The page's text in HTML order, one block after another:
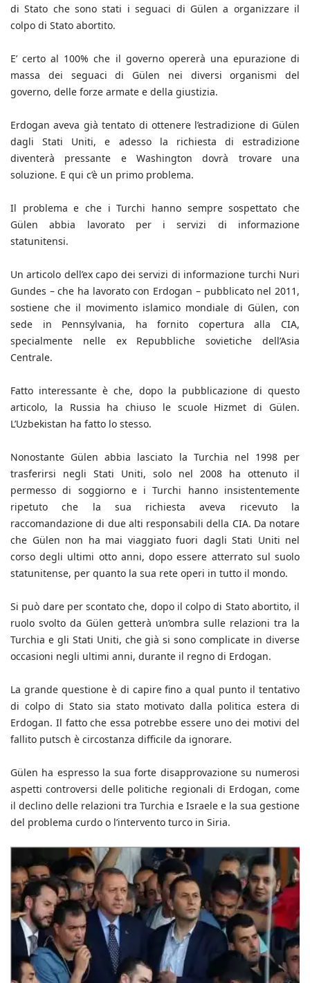
di Stato che sono stati i seguaci di Gülen a organizzare il
colpo di Stato abortito.
E’ certo al 100% che il governo opererà una epurazione di
massa dei seguaci di Gülen nei diversi organismi del
governo, delle forze armate e della giustizia.
Erdogan aveva già tentato di ottenere l’estradizione di Gülen
dagli Stati Uniti, e adesso la richiesta di estradizione
diventerà pressante e Washington dovrà trovare una
soluzione. E qui c’è un primo problema.
Il problema e che i Turchi hanno sempre sospettato che
Gülen abbia lavorato per i servizi di informazione
statunitensi.
Un articolo dell’ex capo dei servizi di informazione turchi Nuri
Gundes – che ha lavorato con Erdogan – pubblicato nel 2011,
sostiene che il movimento islamico mondiale di Gülen, con
sede in Pennsylvania, ha fornito copertura alla CIA,
specialmente nelle ex Repubbliche sovietiche dell’Asia
Centrale.
Fatto interessante è che, dopo la pubblicazione di questo
articolo, la Russia ha chiuso le scuole Hizmet di Gülen.
L’Uzbekistan ha fatto lo stesso.
Nonostante Gülen abbia lasciato la Turchia nel 1998 per
trasferirsi negli Stati Uniti, solo nel 2008 ha ottenuto il
permesso di soggiorno e i Turchi hanno insistentemente
ripetuto che la sua richiesta aveva ricevuto la
raccomandazione di due alti responsabili della CIA. Da notare
che Gülen non ha mai viaggiato fuori dagli Stati Uniti nel
corso degli ultimi otto anni, dopo essere atterrato sul suolo
statunitense, per quanto la sua rete operi in tutto il mondo.
Si può dare per scontato che, dopo il colpo di Stato abortito, il
ruolo svolto da Gülen getterà un’ombra sulle relazioni tra la
Turchia e gli Stati Uniti, che già si sono complicate in diverse
occasioni negli ultimi anni, durante il regno di Erdogan.
La grande questione è di capire fino a qual punto il tentativo
di colpo di Stato sia stato motivato dalla politica estera di
Erdogan. Il fatto che essa potrebbe essere uno dei motivi del
fallito putsch è circostanza difficile da ignorare.
Gülen ha espresso la sua forte disapprovazione su numerosi
aspetti controversi delle politiche regionali di Erdogan, come
il declino delle relazioni tra Turchia e Israele e la sua gestione
del problema curdo o l’intervento turco in Siria.